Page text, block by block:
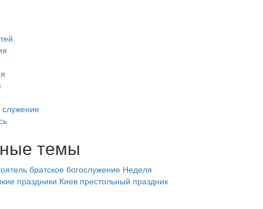
темы
братское богослужение Неделя
праздники Киев престольный праздник